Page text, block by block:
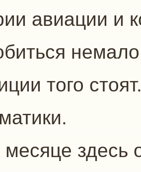
авиации и
того
здесь